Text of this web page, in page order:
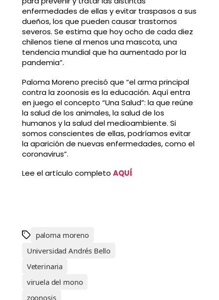
enfermedades de ellas y evitar traspasos a sus
dueños, los que pueden causar trastornos
severos. Se estima que hoy ocho de cada diez
chilenos tiene al menos una mascota, una
tendencia mundial que ha aumentado por la
pandemia”.
Paloma Moreno precisó que “el arma principal
contra la zoonosis es la educación. Aquí entra
en juego el concepto “Una Salud”: la que reúne
la salud de los animales, la salud de los
humanos y la salud del medioambiente. Si
somos conscientes de ellas, podríamos evitar
la aparición de nuevas enfermedades, como el
coronavirus”.
Lee el artículo completo AQUÍ
paloma moreno
Universidad Andrés Bello
Veterinaria
viruela del mono
zoonosis